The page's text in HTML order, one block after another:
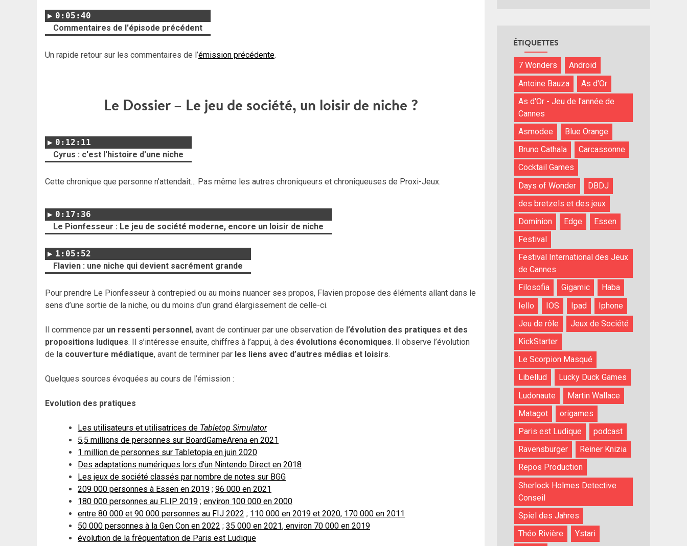
0:05:40
Commentaires de l'épisode précédent
Un rapide retour sur les commentaires de l’émission précédente.
Le Dossier – Le jeu de société, un loisir de niche ?
0:12:11
Cyrus : c'est l'histoire d'une niche
Cette chronique que personne n’attendait… Pas même les autres chroniqueurs et chroniqueuses de Proxi-Jeux.
0:17:36
Le Pionfesseur : Le jeu de société moderne, encore un loisir de niche
1:05:52
Flavien : une niche qui devient sacrément grande
Pour prendre Le Pionfesseur à contrepied ou au moins nuancer ses propos, Flavien propose des éléments allant dans le
sens d’une sortie de la niche, ou du moins d’un grand élargissement de celle-ci.
Il commence par un ressenti personnel, avant de continuer par une observation de l’évolution des pratiques et des
propositions ludiques. Il s’intéresse ensuite, chiffres à l’appui, à des évolutions économiques. Il observe l’évolution
de la couverture médiatique, avant de terminer par les liens avec d’autres médias et loisirs.
Quelques sources évoquées au cours de l’émission :
Evolution des pratiques
Les utilisateurs et utilisatrices de Tabletop Simulator
5,5 millions de personnes sur BoardGameArena en 2021
1 million de personnes sur Tabletopia en juin 2020
Des adaptations numériques lors d’un Nintendo Direct en 2018
Les jeux de société classés par nombre de notes sur BGG
209 000 personnes à Essen en 2019 ; 96 000 en 2021
180 000 personnes au FLIP 2019 ; environ 100 000 en 2000
entre 80 000 et 90 000 personnes au FIJ 2022 ; 110 000 en 2019 et 2020, 170 000 en 2011
50 000 personnes à la Gen Con en 2022 ; 35 000 en 2021, environ 70 000 en 2019
évolution de la fréquentation de Paris est Ludique
ÉTIQUETTES
7 Wonders
Android
Antoine Bauza
As d'Or
As d'Or - Jeu de l'année de
Cannes
Asmodee
Blue Orange
Bruno Cathala
Carcassonne
Cocktail Games
Days of Wonder
DBDJ
des bretzels et des jeux
Dominion
Edge
Essen
Festival
Festival International des Jeux
de Cannes
Filosofia
Gigamic
Haba
Iello
IOS Ipad
Iphone
Jeu de rôle
Jeux de Société
KickStarter
Le Scorpion Masqué
Libellud
Lucky Duck Games
Ludonaute
Martin Wallace
Matagot
origames
Paris est Ludique
podcast
Ravensburger
Reiner Knizia
Repos Production
Sherlock Holmes Detective
Conseil
Spiel des Jahres
Théo Rivière
Ystari